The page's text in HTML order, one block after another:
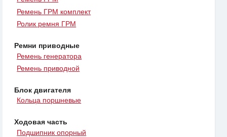
Ремень ГРМ комплект
Ролик ремня ГРМ
Ремни приводные
Ремень генератора
Ремень приводной
Блок двигателя
Кольца поршневые
Ходовая часть
Подшипник опорный